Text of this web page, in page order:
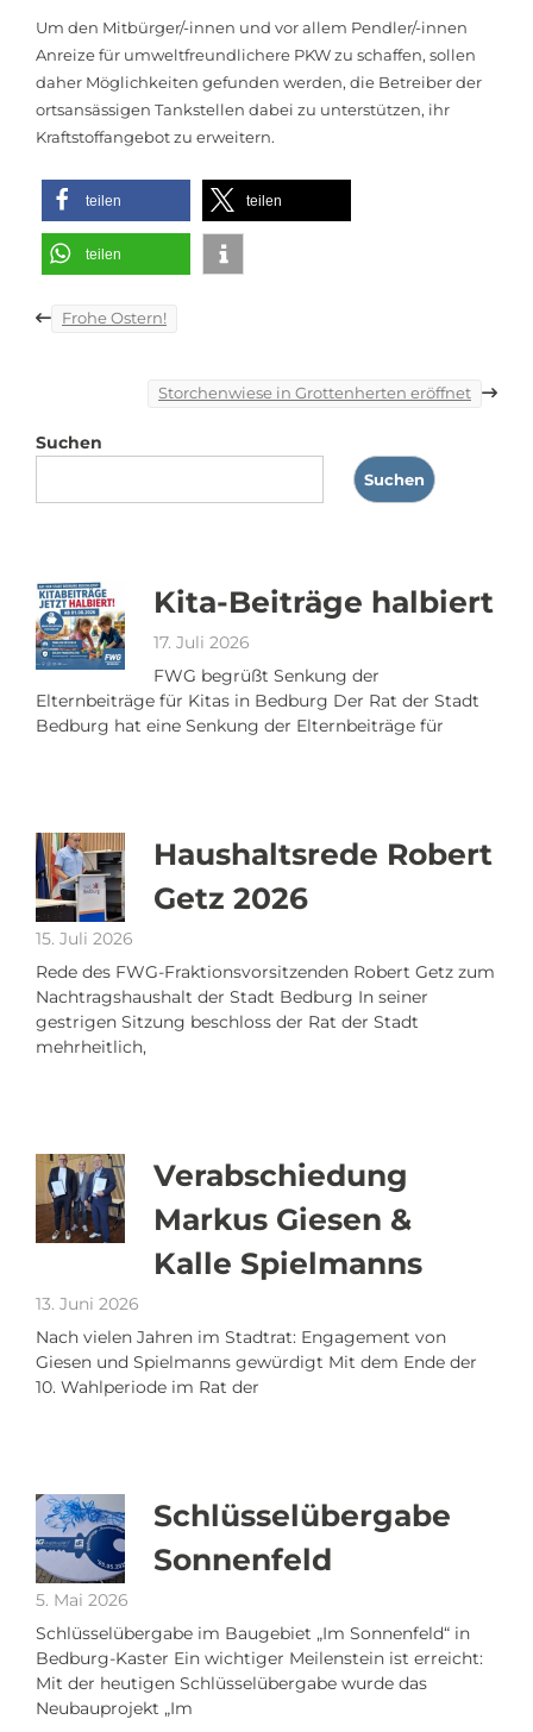
Um den Mitbürger/-innen und vor allem Pendler/-innen
Anreize für umweltfreundlichere PKW zu schaffen, sollen
daher Möglichkeiten gefunden werden, die Betreiber der
ortsansässigen Tankstellen dabei zu unterstützen, ihr
Kraftstoffangebot zu erweitern.
teilen teilen
teilen
Beitragsnavigation
Frohe Ostern!
Storchenwiese in Grottenherten eröffnet
Suchen
Suchen
Kita-Beiträge halbiert
17. Juli 2026
FWG begrüßt Senkung der
Elternbeiträge für Kitas in Bedburg Der Rat der Stadt
Bedburg hat eine Senkung der Elternbeiträge für
Haushaltsrede Robert
Getz 2026
15. Juli 2026
Rede des FWG-Fraktionsvorsitzenden Robert Getz zum
Nachtragshaushalt der Stadt Bedburg In seiner
gestrigen Sitzung beschloss der Rat der Stadt
mehrheitlich,
Verabschiedung
Markus Giesen &
Kalle Spielmanns
13. Juni 2026
Nach vielen Jahren im Stadtrat: Engagement von
Giesen und Spielmanns gewürdigt Mit dem Ende der
10. Wahlperiode im Rat der
Schlüsselübergabe
Sonnenfeld
5. Mai 2026
Schlüsselübergabe im Baugebiet „Im Sonnenfeld“ in
Bedburg-Kaster Ein wichtiger Meilenstein ist erreicht:
Mit der heutigen Schlüsselübergabe wurde das
Neubauprojekt „Im